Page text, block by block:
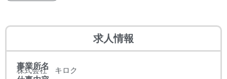
求人情報
事業所名
株式会社 キロク